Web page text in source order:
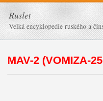
Ruslet
Velká encyklopedie ruského a
MAV-2 (VOMIZA-